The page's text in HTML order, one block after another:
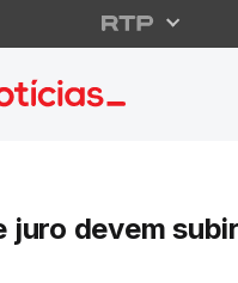
de juro
juro devem